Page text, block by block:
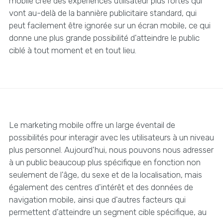
vont au-delà de la bannière publicitaire standard, qui
peut facilement être ignorée sur un écran mobile, ce qui
donne une plus grande possibilité d'atteindre le public
ciblé à tout moment et en tout lieu.
Le marketing mobile offre un large éventail de
possibilités pour interagir avec les utilisateurs à un niveau
plus personnel. Aujourd'hui, nous pouvons nous adresser
à un public beaucoup plus spécifique en fonction non
seulement de l'âge, du sexe et de la localisation, mais
également des centres d'intérêt et des données de
navigation mobile, ainsi que d'autres facteurs qui
permettent d'atteindre un segment cible spécifique, au